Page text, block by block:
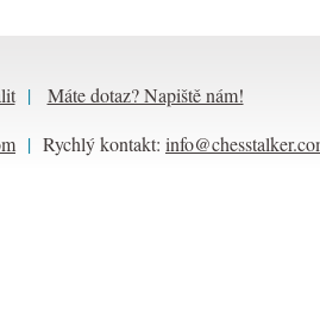
|
Máte dotaz? Napiště nám!
| Rychlý kontakt: